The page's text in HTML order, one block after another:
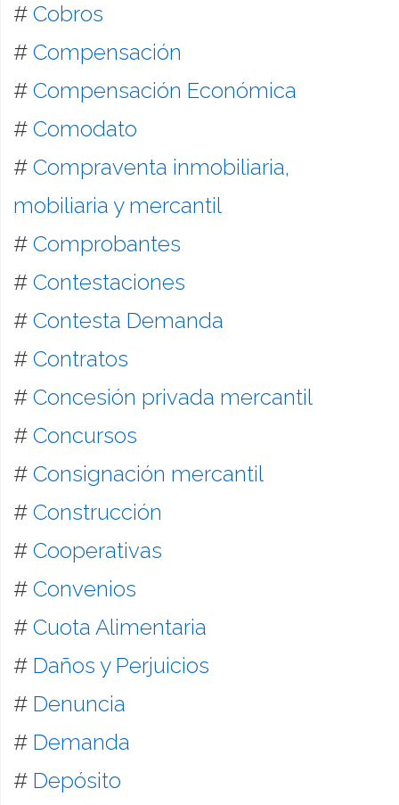
# Cobros
# Compensación
# Compensación Económica
# Comodato
# Compraventa inmobiliaria,
mobiliaria y mercantil
# Comprobantes
# Contestaciones
# Contesta Demanda
# Contratos
# Concesión privada mercantil
# Concursos
# Consignación mercantil
# Construcción
# Cooperativas
# Convenios
# Cuota Alimentaria
# Daños y Perjuicios
# Denuncia
# Demanda
# Depósito